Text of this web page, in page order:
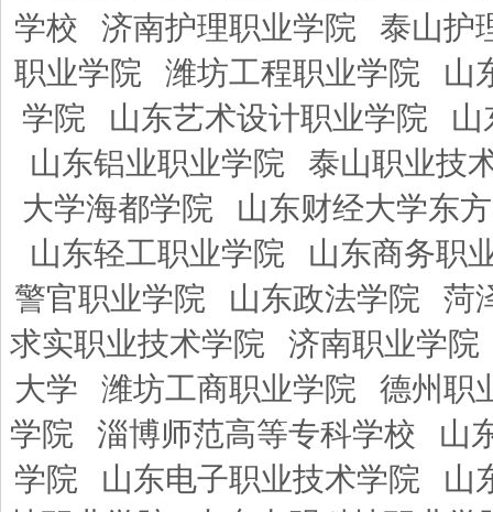
学校
济南护理职业学院
泰山护
职业学院
潍坊工程职业学院
山
学院
山东艺术设计职业学院
山
山东铝业职业学院
泰山职业技
大学海都学院
山东财经大学东
山东轻工职业学院
山东商务职
警官职业学院
山东政法学院
菏
求实职业技术学院
济南职业学院
大学
潍坊工商职业学院
德州职
学院
淄博师范高等专科学校
山
学院
山东电子职业技术学院
山